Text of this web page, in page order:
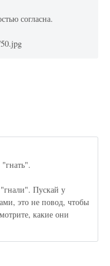
согласна.
Пускай у
это не повод, чтобы
какие они